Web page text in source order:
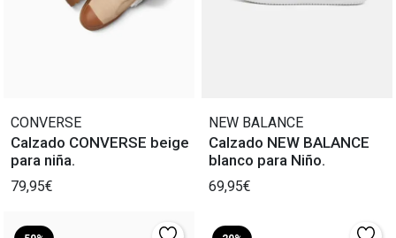
CONVERSE
Calzado CONVERSE beige
para niña.
79,95€
NEW BALANCE
Calzado NEW BALANCE
blanco para Niño.
69,95€